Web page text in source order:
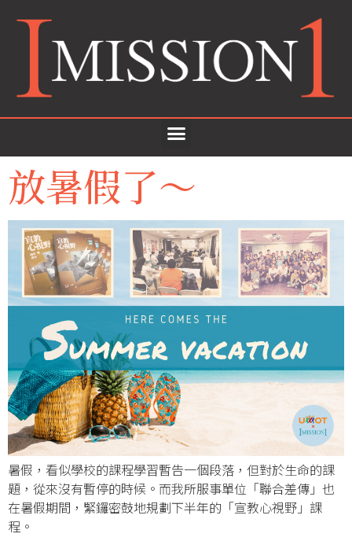
放暑假了～
暑假，看似學校的課程學習暫告一個段落，但對於生命的課
題，從來沒有暫停的時候。而我所服事單位「聯合差傳」也
在暑假期間，緊鑼密鼓地規劃下半年的「宣教心視野」課
程。